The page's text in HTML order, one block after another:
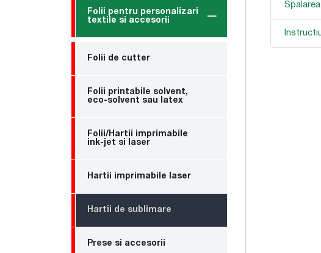
Folii pentru personalizari
textile si accesorii
Folii de cutter
Folii printabile solvent,
eco-solvent sau latex
Folii/Hartii imprimabile
ink-jet si laser
Hartii imprimabile laser
Hartii de sublimare
Prese si accesorii